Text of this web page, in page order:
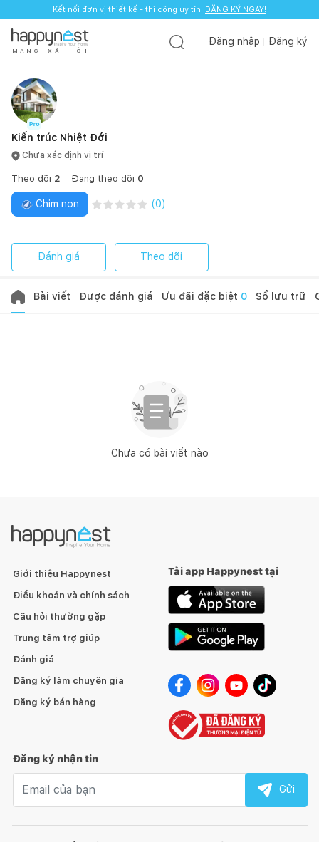
Kết nối đơn vị thiết kế - thi công uy tín. ĐĂNG KÝ NGAY!
M Ạ N G X Ã H Ộ I
Đăng nhập Đăng ký
Kiến trúc Nhiệt Đới
Chưa xác định vị trí
Theo dõi 2 Đang theo dõi 0
Chim non (0)
Đánh giá Theo dõi
Bài viết Được đánh giá Ưu đãi đặc biệt 0 Sổ lưu trữ
Chưa có bài viết nào
Giới thiệu Happynest
Điều khoản và chính sách
Câu hỏi thường gặp
Trung tâm trợ giúp
Đánh giá
Đăng ký làm chuyên gia
Đăng ký bán hàng
Tải app Happynest tại
Đăng ký nhận tin
Gửi